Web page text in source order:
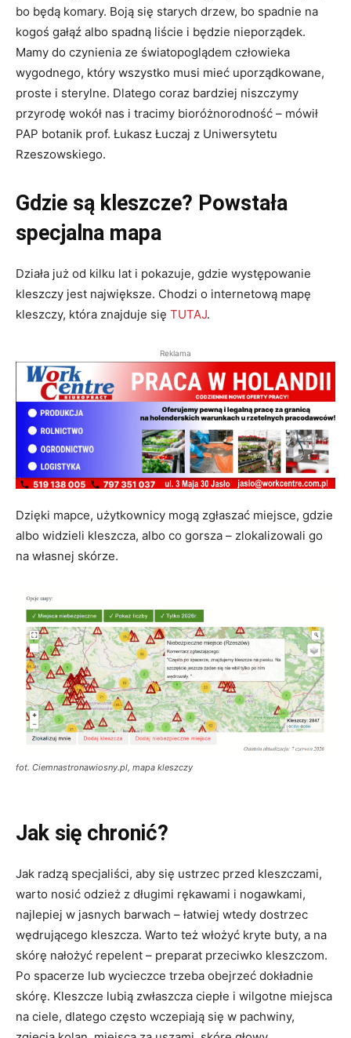
bo będą komary. Boją się starych drzew, bo spadnie na
kogoś gałąź albo spadną liście i będzie nieporządek.
Mamy do czynienia ze światopoglądem człowieka
wygodnego, który wszystko musi mieć uporządkowane,
proste i sterylne. Dlatego coraz bardziej niszczymy
przyrodę wokół nas i tracimy bioróżnorodność – mówił
PAP botanik prof. Łukasz Łuczaj z Uniwersytetu
Rzeszowskiego.
Gdzie są kleszcze? Powstała
specjalna mapa
Działa już od kilku lat i pokazuje, gdzie występowanie
kleszczy jest największe. Chodzi o internetową mapę
kleszczy, która znajduje się TUTAJ.
Reklama
Dzięki mapce, użytkownicy mogą zgłaszać miejsce, gdzie
albo widzieli kleszcza, albo co gorsza – zlokalizowali go
na własnej skórze.
fot. Ciemnastronawiosny.pl, mapa kleszczy
Jak się chronić?
Jak radzą specjaliści, aby się ustrzec przed kleszczami,
warto nosić odzież z długimi rękawami i nogawkami,
najlepiej w jasnych barwach – łatwiej wtedy dostrzec
wędrującego kleszcza. Warto też włożyć kryte buty, a na
skórę nałożyć repelent – preparat przeciwko kleszczom.
Po spacerze lub wycieczce trzeba obejrzeć dokładnie
skórę. Kleszcze lubią zwłaszcza ciepłe i wilgotne miejsca
na ciele, dlatego często wczepiają się w pachwiny,